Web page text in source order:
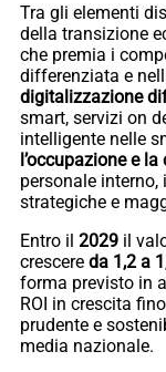
Tra gli elementi
della transizione
che premia i
differenziata e
digitalizzazione
smart, servizi on
intelligente nelle
l’occupazione e
personale
strategiche e
Entro il 2029 il
crescere da 1,2 a
forma previsto in
ROI in crescita
prudente e
media nazionale.